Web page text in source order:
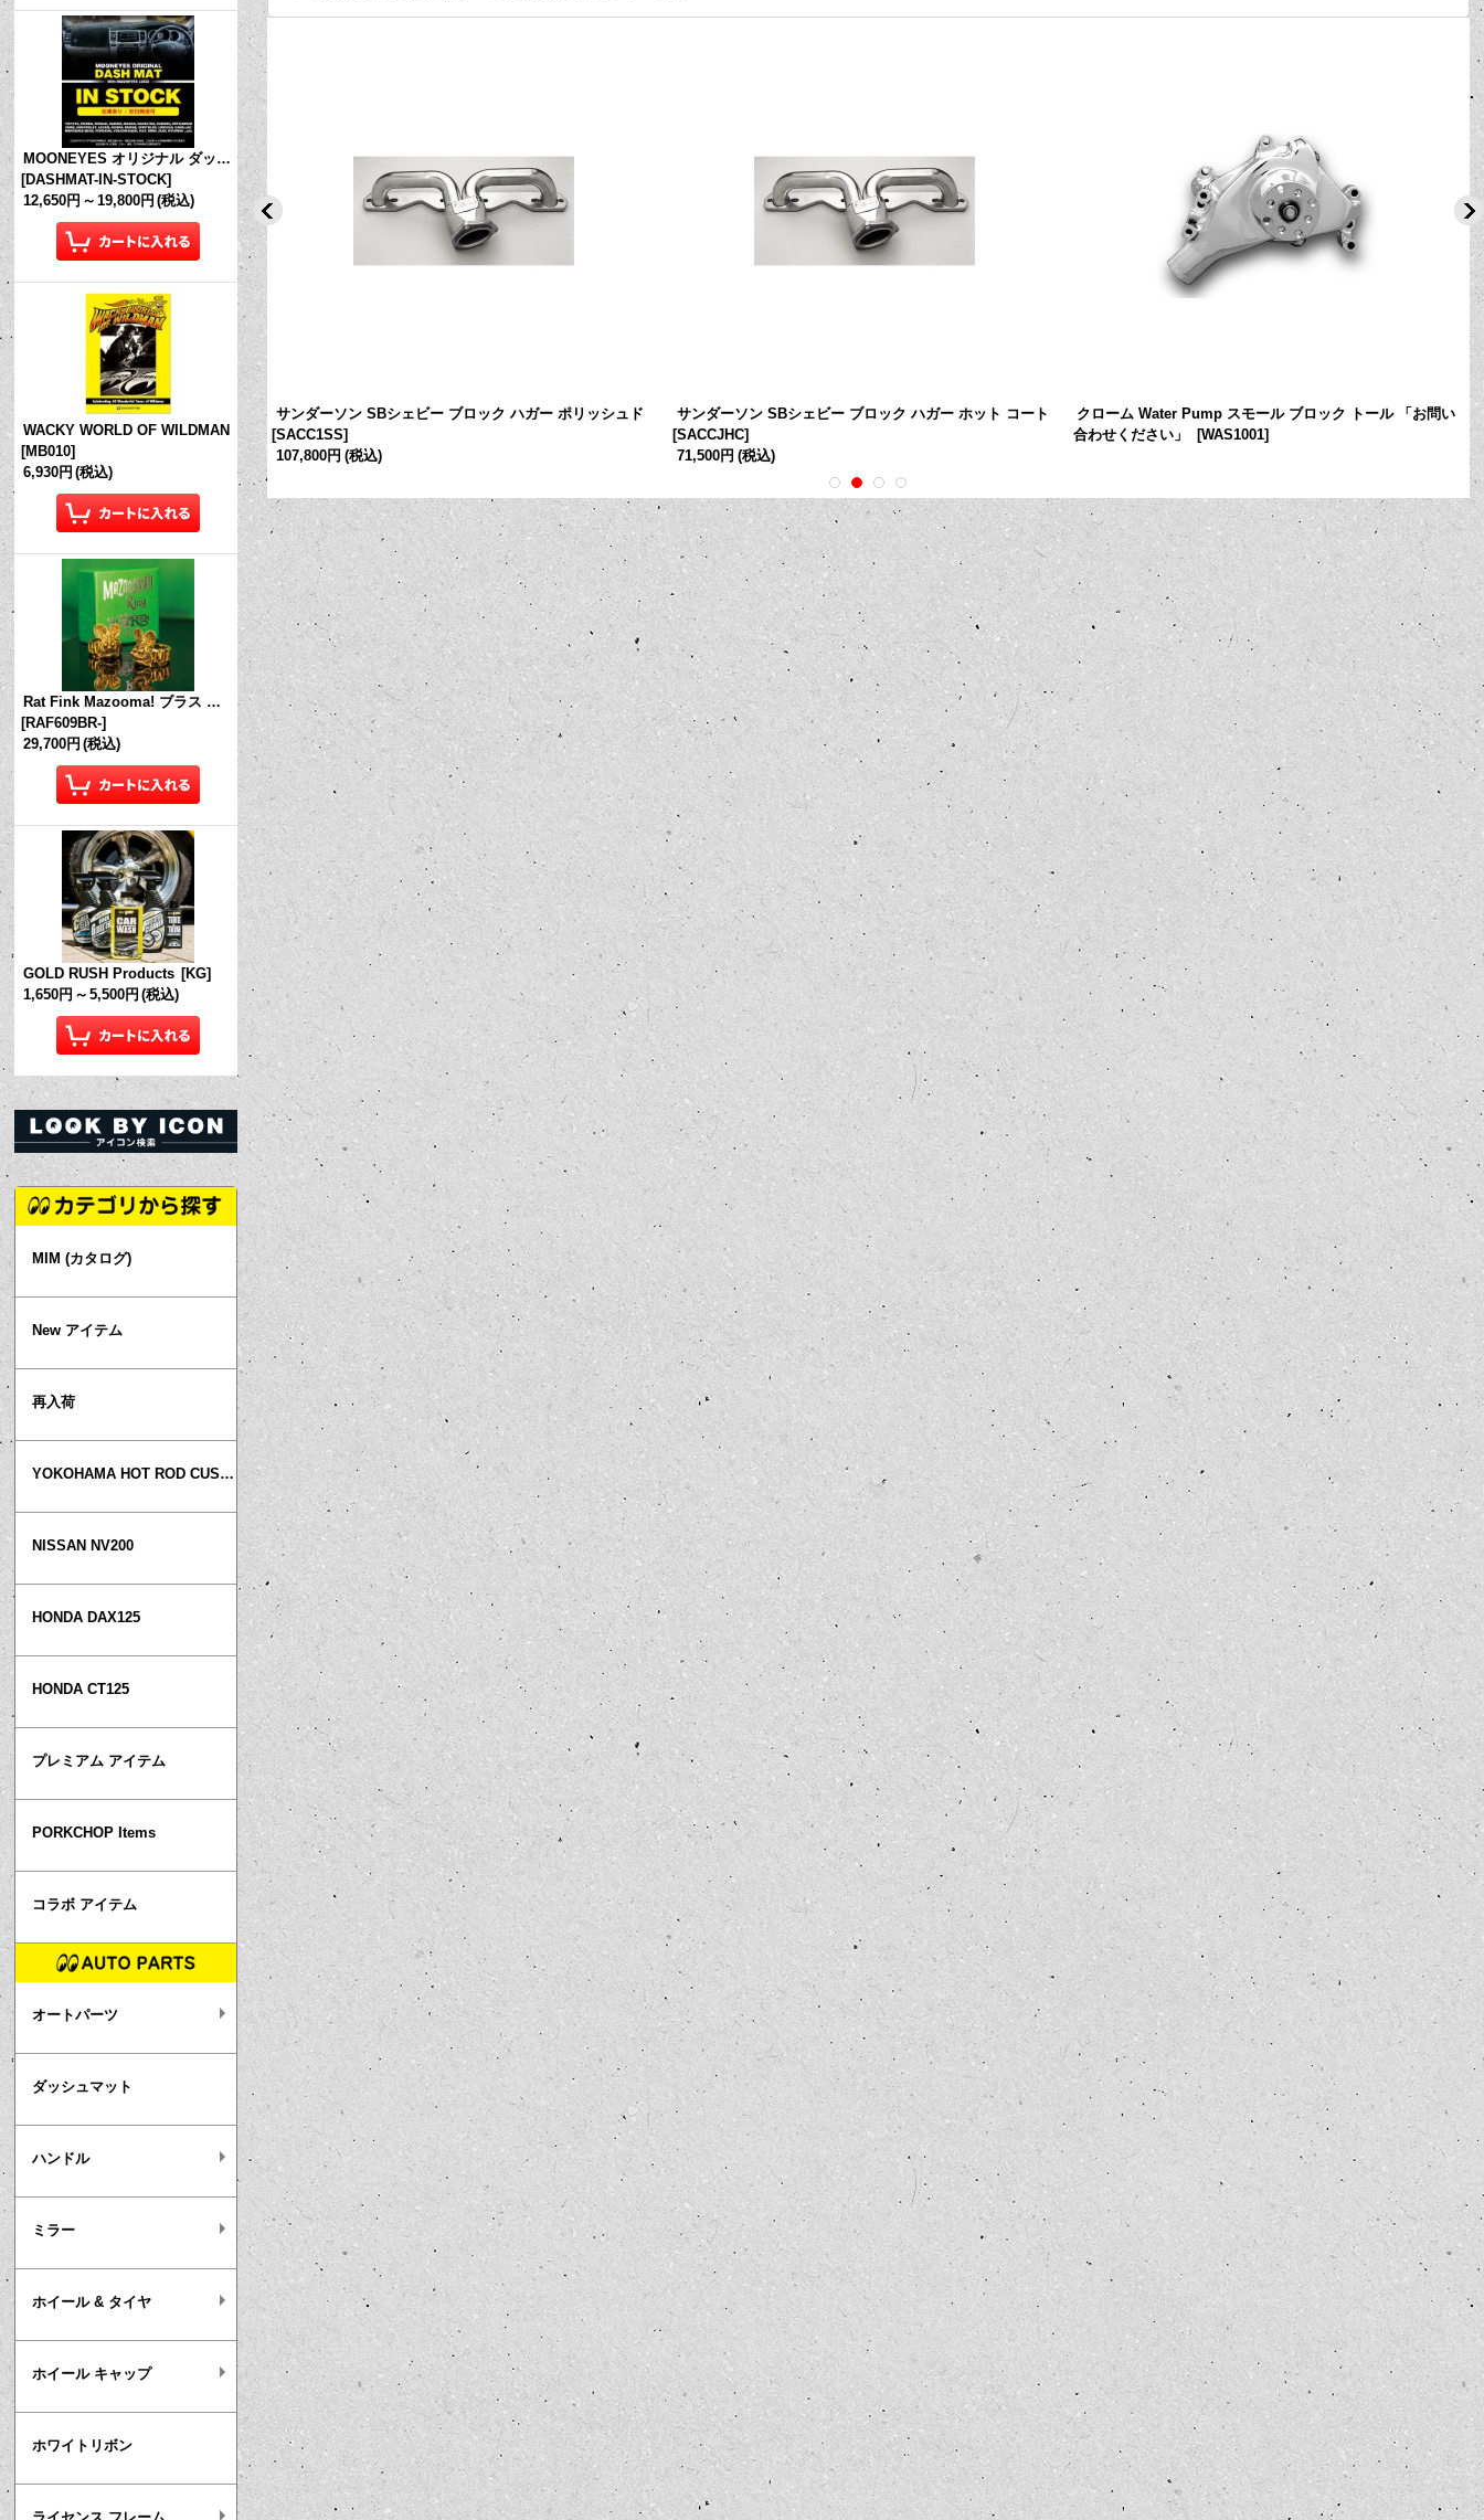
MOONEYES オリジナル ダッシュマット (in Stock!)
[DASHMAT-IN-STOCK]
12,650円 ～ 19,800円 (税込)
WACKY WORLD OF WILDMAN
[MB010]
6,930円 (税込)
Rat Fink Mazooma! ブラス リング
[RAF609BR-]
29,700円 (税込)
GOLD RUSH Products [KG]
1,650円 ～ 5,500円 (税込)
MIM (カタログ)
New アイテム
再入荷
YOKOHAMA HOT ROD CUSTOM SHOW
NISSAN NV200
HONDA DAX125
HONDA CT125
プレミアム アイテム
PORKCHOP Items
コラボ アイテム
オートパーツ
ダッシュマット
ハンドル
ミラー
ホイール & タイヤ
ホイール キャップ
ホワイトリボン
ェビー ブロック ハガー クローム
サンダーソン SBシェビー ブロック ハガー ポリッシュド
[SACC1SS]
107,800円 (税込)
サンダーソン SBシェビー ブロック ハガー ホット コート
[SACCJHC]
71,500円 (税込)
クローム Water Pump スモール ブロック トール 「お問い
合わせください」
[WAS1001]